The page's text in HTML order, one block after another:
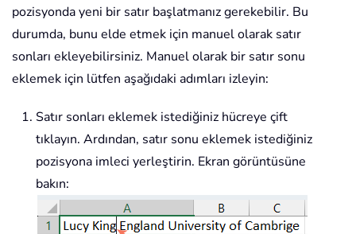
pozisyonda yeni bir satır başlatmanız gerekebilir. Bu
durumda, bunu elde etmek için manuel olarak satır
sonları ekleyebilirsiniz. Manuel olarak bir satır sonu
eklemek için lütfen aşağıdaki adımları izleyin:
Satır sonları eklemek istediğiniz hücreye çift
tıklayın. Ardından, satır sonu eklemek istediğiniz
pozisyona imleci yerleştirin. Ekran görüntüsüne
bakın: